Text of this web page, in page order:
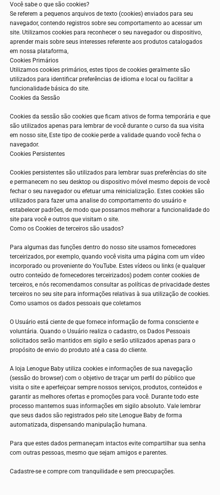
Você sabe o que são cookies?
Se referem a pequenos arquivos de texto (cookies) enviados para seu
navegador, contendo registros sobre seu comportamento ao acessar um
site. Utilizamos cookies para reconhecer o seu navegador ou dispositivo,
aprender mais sobre seus interesses referente aos produtos catalogados
em nossa plataforma,
Cookies Primários
Utilizamos cookies primários, estes tipos de cookies geralmente são
utilizados para identificar preferências de idioma e local ou facilitar a
funcionalidade básica do site.
Cookies da Sessão
Cookies da sessão são cookies que ficam ativos de forma temporária e que
são utilizados apenas para lembrar de você durante o curso da sua visita
em nosso site, Este tipo de cookie perde a validade quando você fecha o
navegador.
Cookies Persistentes
Cookies persistentes são utilizados para lembrar suas preferências do site
e permanecem no seu desktop ou dispositivo móvel mesmo depois de você
fechar o seu navegador ou efetuar uma reinicialização. Estes cookies são
utilizados para fazer uma analise do comportamento do usuário e
estabelecer padrões, de modo que possamos melhorar a funcionalidade do
site para você e outros que visitam o site.
Como os Cookies de terceiros são usados?
Para algumas das funções dentro do nosso site usamos fornecedores
terceirizados, por exemplo, quando você visita uma página com um vídeo
incorporado ou proveniente do YouTube. Estes vídeos ou links (e qualquer
outro conteúdo de fornecedores terceirizados) podem conter cookies de
terceiros, e nós recomendamos consultar as políticas de privacidade destes
terceiros no seu site para informações relativas à sua utilização de cookies.
Como usamos os dados pessoais que coletamos
O Usuário está ciente de que fornece informação de forma consciente e
voluntária. Quando o Usuário realiza o cadastro, os Dados Pessoais
solicitados serão mantidos em sigilo e serão utilizados apenas para o
propósito de envio do produto até a casa do cliente.
A loja Lenogue Baby utiliza cookies e informações de sua navegação
(sessão do browser) com o objetivo de traçar um perfil do público que
visita o site e aperfeiçoar sempre nossos serviços, produtos, conteúdos e
garantir as melhores ofertas e promoções para você. Durante todo este
processo mantemos suas informações em sigilo absoluto. Vale lembrar
que seus dados são registrados pelo site Lenogue Baby de forma
automatizada, dispensando manipulação humana.
Para que estes dados permaneçam intactos evite compartilhar sua senha
com outras pessoas, mesmo que sejam amigos e parentes.
Cadastre-se e compre com tranquilidade e sem preocupações.